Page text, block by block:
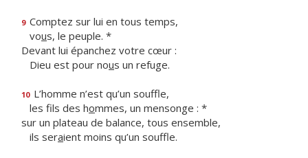
9 Comptez sur lui en tous temps,
vous, le peuple. *
Devant lui épanchez votre cœur :
Dieu est pour nous un refuge.
10 L’homme n’est qu’un souffle,
les fils des hommes, un mensonge : *
sur un plateau de balance, tous ensemble,
ils seraient moins qu’un souffle.